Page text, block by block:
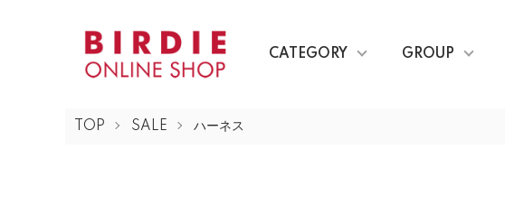
CATEGORY GROUP
TOP SALE ハーネス